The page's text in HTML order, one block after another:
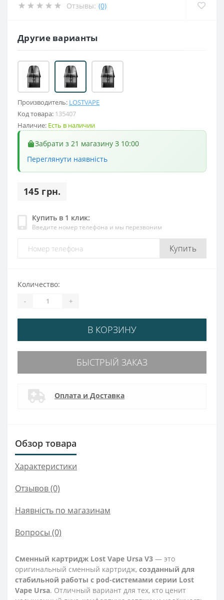
Отзывы: (0)
Другие варианты
Производитель: LOSTVAPE
Код товара: 135407
Наличие: Есть в наличии
Забрати з 21 магазину З 10:00
Переглянути наявність
145 грн.
Купить в 1 клик:
Введите номер телефона и мы перезвоним
Купить
Количество:
- +
В КОРЗИНУ
БЫСТРЫЙ ЗАКАЗ
Оплата и Доставка
Обзор товара
Характеристики
Отзывов (0)
Наявність по магазинам
Вопросы (0)
Сменный картридж Lost Vape Ursa V3 — это
оригинальный сменный картридж, созданный для
стабильной работы с pod-системами серии Lost
Vape Ursa. Отличный вариант для тех, кто ценит